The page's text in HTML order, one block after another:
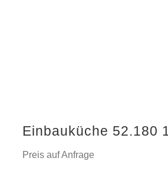
Einbauküche 52.180
Preis auf Anfrage